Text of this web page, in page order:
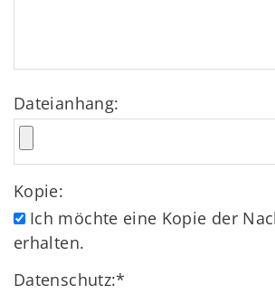
Dateianhang:
Kopie:
Ich möchte eine Kopie der
erhalten.
Datenschutz:*